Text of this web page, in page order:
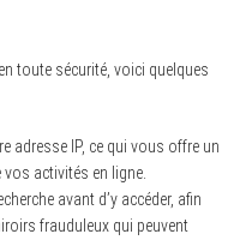
toute sécurité, voici quelques
adresse IP, ce qui vous offre un
activités en ligne.
avant d’y accéder, afin
frauduleux qui peuvent